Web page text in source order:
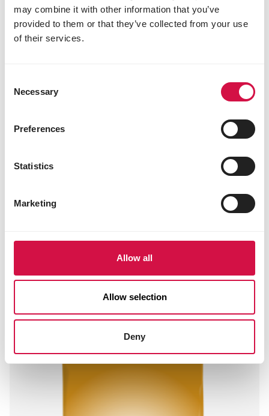
may combine it with other information that you’ve
provided to them or that they’ve collected from your use
of their services.
Selection
Necessary
Preferences
Statistics
Marketing
Allow all
Allow selection
Deny
SHOW
Standard Beierse Parels
Mengeling met maïs, zonder tarwe